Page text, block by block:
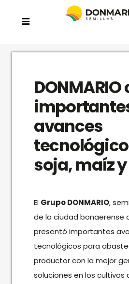
DONMARIO
avances
soja, maíz
El Grupo DONMARIO,
de la ciudad bonaerense
presentó importantes
tecnológicos para
productor con la mejor
soluciones en los cultivos